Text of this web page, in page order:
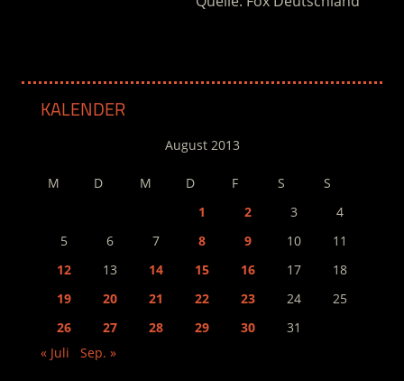
KALENDER
August 2013
M D M D F S
S
1
2 3
4
5
6 7 8 9 10
11
12
13 14 15 16 17
18
19
20 21 22 23 24
25
26
27 28 29 30
31
« Juli
Sep. »